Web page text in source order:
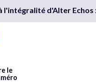
l'intégralité d'Alter Echos
le